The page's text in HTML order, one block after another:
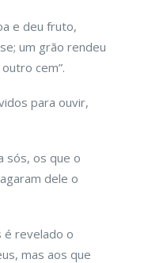
e deu fruto,
um grão rendeu
cem”.
para ouvir,
sós, os que o
dele o
é revelado o
mas aos que